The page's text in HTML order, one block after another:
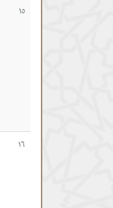
١٥
١٦